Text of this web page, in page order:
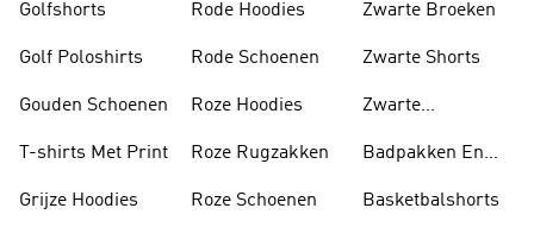
Golfshorts
Golf Poloshirts
Gouden Schoenen
T-shirts Met Print
Grijze Hoodies
Rode Hoodies
Rode Schoenen
Roze Hoodies
Roze Rugzakken
Roze Schoenen
Zwarte Broeken
Zwarte Shorts
Zwarte
Badpakken En
Basketbalshorts